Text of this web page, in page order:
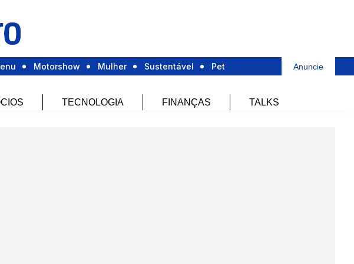
Motorshow Mulher Sustentável Pet Anuncie
TECNOLOGIA FINANÇAS TALKS